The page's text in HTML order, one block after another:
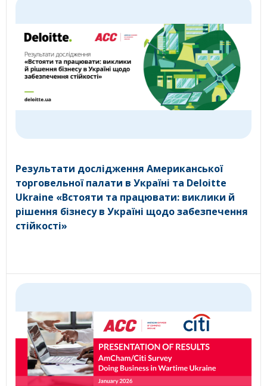
Результати дослідження Американської
торговельної палати в Україні та Deloitte
Ukraine «Встояти та працювати: виклики й
рішення бізнесу в Україні щодо забезпечення
стійкості»